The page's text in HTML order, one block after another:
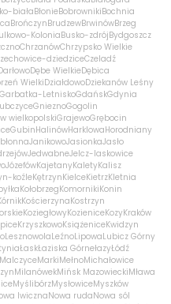
białaBłonieBobrownikiBochnia
BrończynBrudzewBrwinówBrzeg
KoloniaBusko-zdrójBydgoszcz
ChrzanówChrzypsko Wielkie
dziedziceCzeladź
Dębe WielkieDębica
WielkiDziałdowoDziekanów Leśny
Garbatka-LetniskoGdańskGdynia
GnieznoGogolin
wielkopolskiGrajewoGrębocin
GubinHalinówHarklowaHorodniany
JanikowoJasionkaJasło
JedwabneJelcz-laskowice
JózefówKajetanyKaletyKalisz
koźleKętrzynKielceKietrzKletnia
KołobrzegKomornikiKonin
KościerzynaKostrzyn
KoziegłowyKozieniceKozyKraków
KrzyszkowoKsiążeniceKwidzyn
LesznowolaLeźnoLipowaLubicz Górny
ŁaskŁaziska GórnełazyŁódź
MalczyceMarkiMełnoMichałowice
MilanówekMińsk MazowieckiMława
MyślibórzMysłowiceMyszków
IwicznaNowa rudaNowa sól